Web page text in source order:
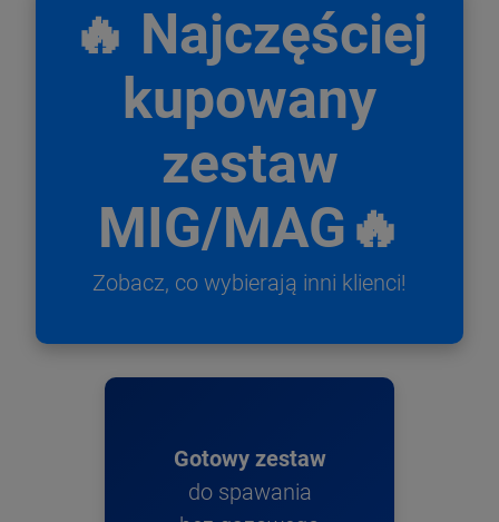
🔥 Najczęściej
kupowany
zestaw
MIG/MAG🔥
Zobacz, co wybierają inni klienci!
Gotowy zestaw
do spawania